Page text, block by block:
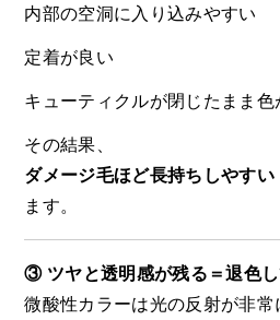
内部の空洞に入り込みやすい
定着が良い
キューティクルが閉じたまま色
その結果、
ダメージ毛ほど長持ちしやすい
ます。
③ ツヤと透明感が残る＝退色
微酸性カラーは光の反射が非常